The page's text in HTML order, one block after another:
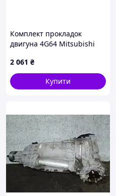
Комплект прокладок
двигуна 4G64 Mitsubishi
2 061 ₴
Купити